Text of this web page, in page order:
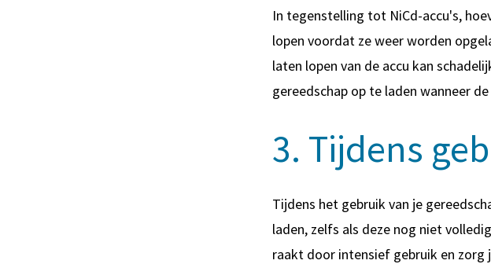
In tegenstelling tot NiCd-accu's,
lopen voordat ze weer worden
laten lopen van de accu kan
gereedschap op te laden wanneer
3. Tijdens
Tijdens het gebruik van je
laden, zelfs als deze nog niet
raakt door intensief gebruik en